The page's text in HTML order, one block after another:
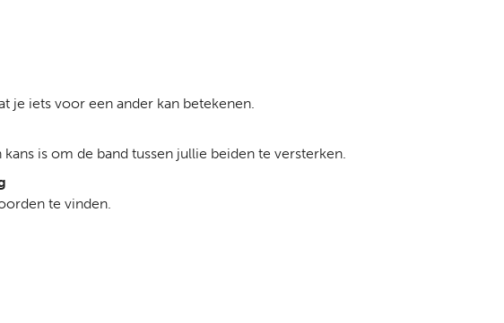
je iets voor een ander kan betekenen.
is om de band tussen jullie beiden te versterken.
te vinden.